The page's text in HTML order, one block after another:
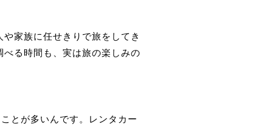
家族に任せきりで旅をしてき
る時間も、実は旅の楽しみの
とが多いんです。レンタカー